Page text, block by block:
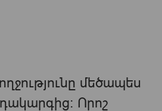
մեծապես
Որոշ